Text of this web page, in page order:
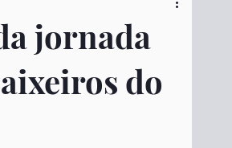
jornada
do